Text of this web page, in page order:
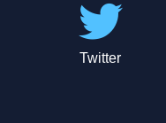
Twitter